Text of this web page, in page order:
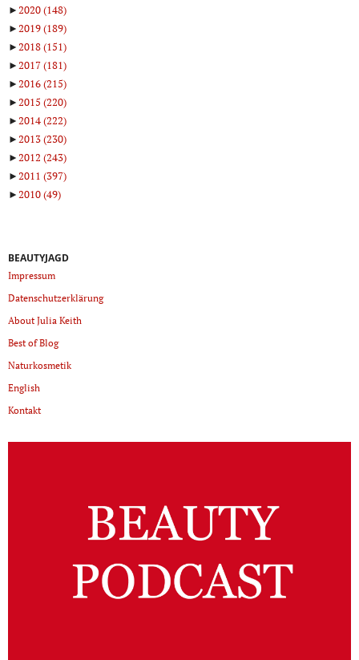
►2020(148)
►2019(189)
►2018(151)
►2017(181)
►2016(215)
►2015 (220)
►2014(222)
►2013(230)
►2012 (243)
►2011 (397)
►2010(49)
BEAUTYJAGD
Impressum
Datenschutzerklärung
About Julia Keith
Best of Blog
Naturkosmetik
English
Kontakt